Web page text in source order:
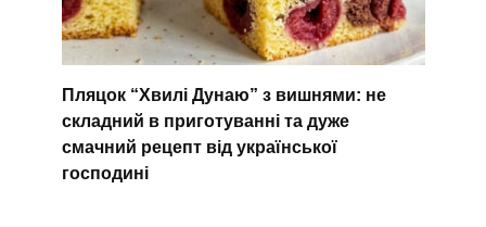
Пляцок “Хвилі Дунаю” з вишнями: не
складний в приготуванні та дуже
смачний рецепт від української
господині